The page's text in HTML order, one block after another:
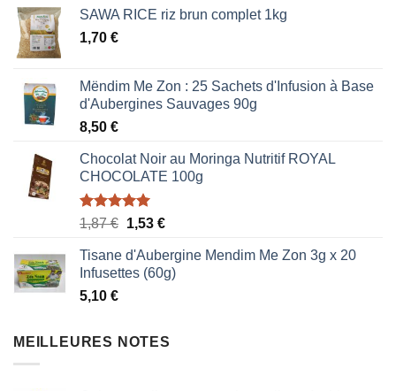
SAWA RICE riz brun complet 1kg
1,70 €
Mëndim Me Zon : 25 Sachets d'Infusion à Base
d'Aubergines Sauvages 90g
8,50 €
Chocolat Noir au Moringa Nutritif ROYAL
CHOCOLATE 100g
Note5.00
1,87€ Le
initial
était :
1,53 €Le
actuel
est :
Tisane d'Aubergine Mendim Me Zon 3g x 20
Infusettes (60g)
5,10 €
MEILLEURES NOTES